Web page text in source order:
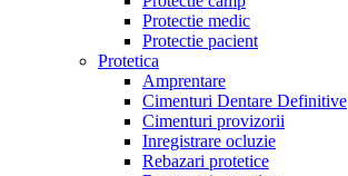
Protectie medic
Protectie pacient
Protetica
Amprentare
Cimenturi Dentare Definitive
Cimenturi provizorii
Inregistrare ocluzie
Rebazari protetice